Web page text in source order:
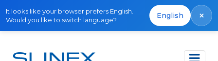
It looks like your browser prefers English.
Would you like to switch language?
English ×
Acasă Produse Ieșit din producție